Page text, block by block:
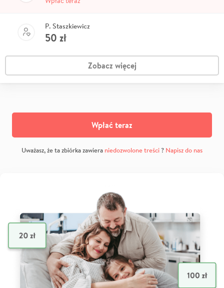
P. Staszkiewicz
50 zł
Zobacz więcej
Wpłać teraz
Uważasz, że ta zbiórka zawiera niedozwolone treści? Napisz do nas